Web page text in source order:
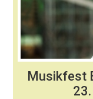
Musikfest